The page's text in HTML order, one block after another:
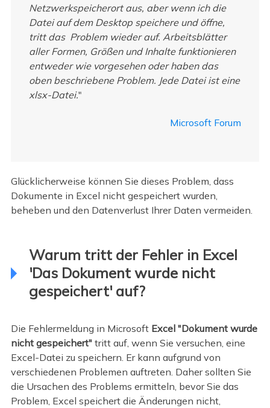
Netzwerkspeicherort aus, aber wenn ich die
Datei auf dem Desktop speichere und öffne,
tritt das Problem wieder auf. Arbeitsblätter
aller Formen, Größen und Inhalte funktionieren
entweder wie vorgesehen oder haben das
oben beschriebene Problem. Jede Datei ist eine
xlsx-Datei."
Microsoft Forum
Glücklicherweise können Sie dieses Problem, dass
Dokumente in Excel nicht gespeichert wurden,
beheben und den Datenverlust Ihrer Daten vermeiden.
Warum tritt der Fehler in Excel
'Das Dokument wurde nicht
gespeichert' auf?
Die Fehlermeldung in Microsoft Excel "Dokument wurde
nicht gespeichert"tritt auf, wenn Sie versuchen, eine
Excel-Datei zu speichern. Er kann aufgrund von
verschiedenen Problemen auftreten. Daher sollten Sie
die Ursachen des Problems ermitteln, bevor Sie das
Problem, Excel speichert die Änderungen nicht,